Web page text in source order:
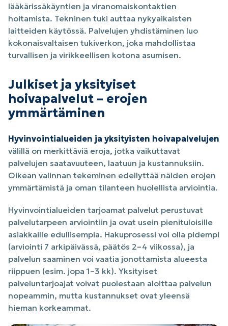
lääkärissäkäyntien ja viranomaiskontaktien
hoitamista. Tekninen tuki auttaa nykyaikaisten
laitteiden käytössä. Palvelujen yhdistäminen luo
kokonaisvaltaisen tukiverkon, joka mahdollistaa
turvallisen ja virikkeellisen kotona asumisen.
Julkiset ja yksityiset
hoivapalvelut – erojen
ymmärtäminen
Hyvinvointialueiden ja yksityisten hoivapalvelujen
välillä on merkittäviä eroja, jotka vaikuttavat
palvelujen saatavuuteen, laatuun ja kustannuksiin.
Oikean valinnan tekeminen edellyttää näiden erojen
ymmärtämistä ja oman tilanteen huolellista arviointia.
Hyvinvointialueiden tarjoamat palvelut perustuvat
palvelutarpeen arviointiin ja ovat usein pienituloisille
asiakkaille edullisempia. Hakuprosessi voi olla pidempi
(arviointi 7 arkipäivässä, päätös 2–4 viikossa), ja
palvelun saaminen voi vaatia jonottamista alueesta
riippuen (esim. jopa 1–3 kk). Yksityiset
palveluntarjoajat voivat puolestaan aloittaa palvelun
nopeammin, mutta kustannukset ovat yleensä
hieman korkeammat.